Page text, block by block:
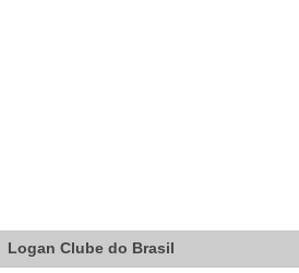
Logan Clube do Brasil